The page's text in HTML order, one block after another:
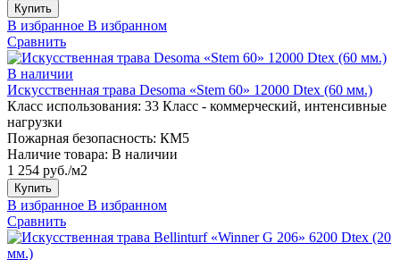
Купить
В избранное В избранном
Сравнить
В наличии
Искусственная трава Desoma «Stem 60» 12000 Dtex (60 мм.)
Класс использования: 33 Класс - коммерческий, интенсивные
нагрузки
Пожарная безопасность: КМ5
Наличие товара: В наличии
1 254 руб./м2
Купить
В избранное В избранном
Сравнить